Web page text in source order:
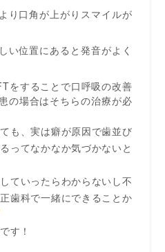
り口角が上がりスマイルが
い位置にあると発音がよく
をすることで口呼吸の改善
の場合はそちらの治療が必
も、実は癖が原因で歯並び
ってなかなか気づかないと
ていったらわからないし不
歯科で一緒にできることか
す！